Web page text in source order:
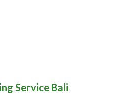
Service Bali